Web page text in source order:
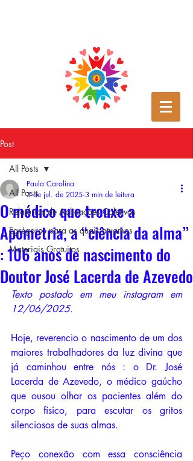
Post
All Posts
Relatórios de Aplicações Coletivas
Egrégoras para as quais atuamos
Materiais Gratuitos
All Posts
O médico que trouxe a
Apometria, a “ciência da alma”
: 106 anos de nascimento do
Doutor José Lacerda de Azevedo
Paula Carolina
3 de jul. de 2025 3 min de leitura
Texto postado em meu instagram em
12/06/2025.
Hoje, reverencio o nascimento de um dos
maiores trabalhadores da luz divina que
já caminhou entre nós : o Dr. José
Lacerda de Azevedo, o médico gaúcho
que ousou olhar os pacientes além do
corpo físico, para escutar os gritos
silenciosos de suas almas.
Peço conexão com essa consciência